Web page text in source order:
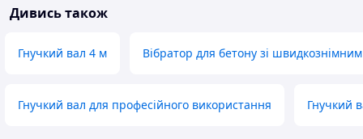
Дивись також
Гнучкий вал 4 м Вібратор для бетону зі
Гнучкий вал для професійного використання Гнучкий